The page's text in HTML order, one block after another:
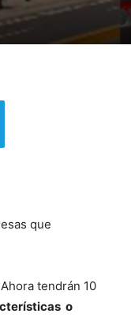
que
tendrán 10
o